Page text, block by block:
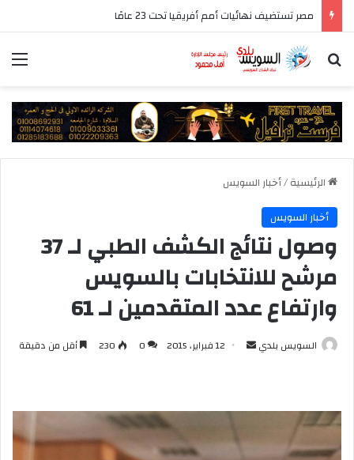
بحث عن
الرئيسية/أخبار السويس
أخبار السويس
وصول نتائج الكشف الطبي لـ 37
مرشح للانتخابات بالسويس
وارتفاع عدد المتقدمين لـ 61
السويس بلدي
أرسل 12 فبراير، 2015 0
230 أقل من دقيقة